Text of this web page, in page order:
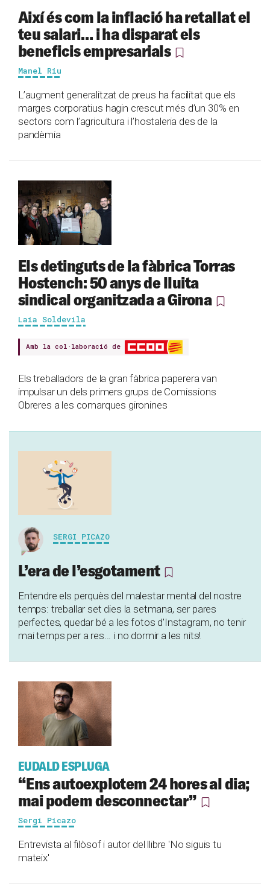
Així és com la inflació ha retallat el
teu salari… i ha disparat els
beneficis empresarials
Manel Riu
L’augment generalitzat de preus ha facilitat que els
marges corporatius hagin crescut més d’un 30% en
sectors com l’agricultura i l’hostaleria des de la
pandèmia
Els detinguts de la fàbrica Torras
Hostench: 50 anys de lluita
sindical organitzada a Girona
Laia Soldevila
Amb la col·laboració de
Els treballadors de la gran fàbrica paperera van
impulsar un dels primers grups de Comissions
Obreres a les comarques gironines
SERGI PICAZO
L’era de l’esgotament
Entendre els perquès del malestar mental del nostre
temps: treballar set dies la setmana, ser pares
perfectes, quedar bé a les fotos d'Instagram, no tenir
mai temps per a res... i no dormir a les nits!
EUDALD ESPLUGA
“Ens autoexplotem 24 hores al dia;
mai podem desconnectar”
Sergi Picazo
Entrevista al filòsof i autor del llibre 'No siguis tu
mateix'